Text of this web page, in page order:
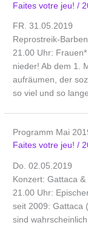
Faites votre jeu!/
FR. 31.05.2019
Reprostreik-
21.00 Uhr:
nieder! Ab dem 1.
aufräumen, der
so viel und so
Programm Mai
Faites votre jeu!/
Do. 02.05.2019
Konzert: Gattaca
21.00 Uhr:
seit 2009: Gattaca
sind